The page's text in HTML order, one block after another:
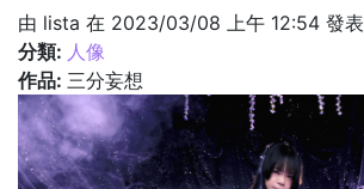
由 lista 在 2023/03/08 上午 12:54 發表
分類: 人像
作品: 三分妄想